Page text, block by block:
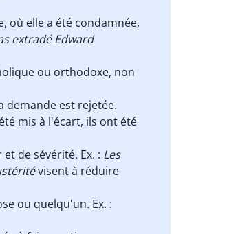
où elle a été condamnée,
extradé Edward
ou orthodoxe, non
demande est rejetée.
mis à l'écart, ils ont été
de sévérité. Ex. : Les
visent à réduire
ou quelqu'un. Ex. :